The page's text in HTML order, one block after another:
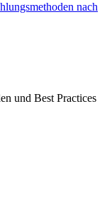
nach
und Best Practices